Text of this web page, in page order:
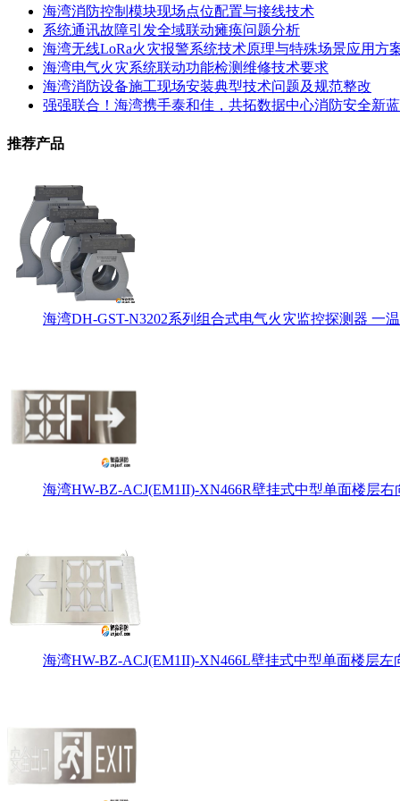
海湾消防控制模块现场点位配置与接线技术
系统通讯故障引发全域联动瘫痪问题分析
海湾无线LoRa火灾报警系统技术原理与特殊场景应用方
海湾电气火灾系统联动功能检测维修技术要求
海湾消防设备施工现场安装典型技术问题及规范整改
强强联合！海湾携手泰和佳，共拓数据中心消防安全新
推荐产品
海湾DH-GST-N3202系列组合式电气火灾监控探测器 一温
海湾HW-BZ-ACJ(EM1II)-XN466R壁挂式中型单面楼层右
海湾HW-BZ-ACJ(EM1II)-XN466L壁挂式中型单面楼层左